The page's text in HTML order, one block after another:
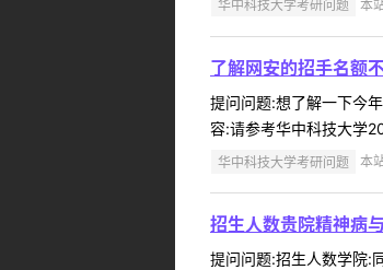
华中科技大学考研问题 本
了解网安的招手名额
提问问题:想了解一下今
容:请参考华中科技大学
华中科技大学考研问题 本
招生人数贵院精神病
提问问题:招生人数学院: